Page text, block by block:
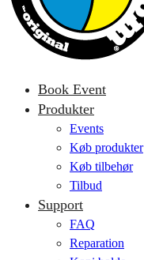
Book Event
Produkter
Events
Køb produkter
Køb tilbehør
Tilbud
Support
FAQ
Reparation